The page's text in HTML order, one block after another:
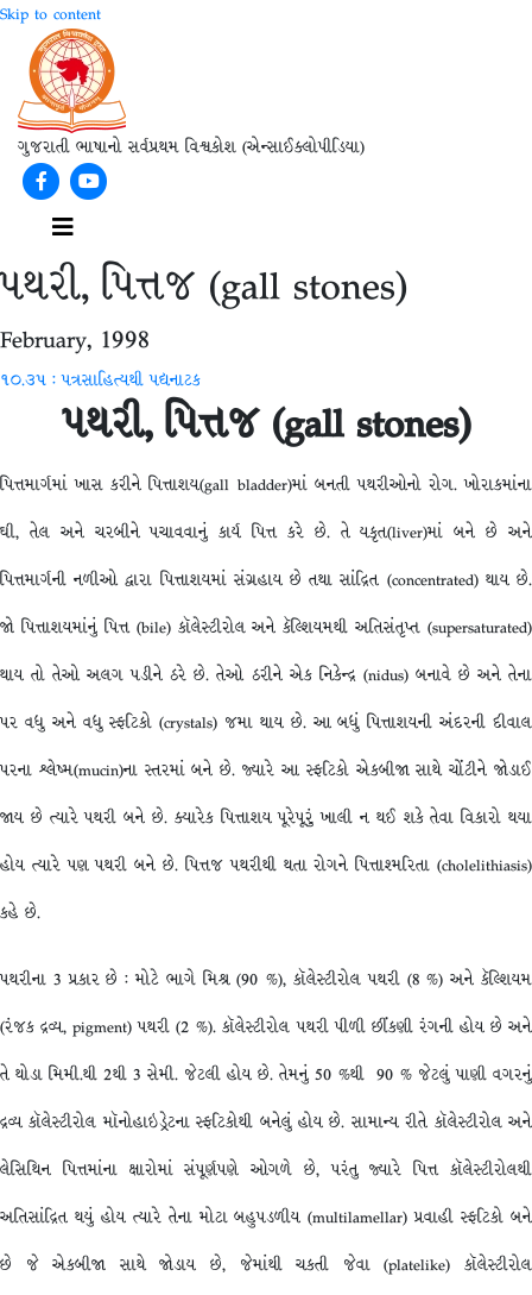
Skip to content
ગુજરાતી ભાષાનો સર્વપ્રથમ વિશ્વકોશ (એન્સાઈક્લોપીડિયા)
FacebookYoutube
Menu
પથરી, પિત્તજ (gall stones)
February, 1998
૧૦.૩૫ : પત્રસાહિત્યથી પદ્યનાટક
પથરી,પિત્તજ(gall stones)
પિત્તમાર્ગમાં ખાસ કરીને પિત્તાશય(gall bladder)માં બનતી પથરીઓનો રોગ. ખોરાકમાંના
ઘી, તેલ અને ચરબીને પચાવવાનું કાર્ય પિત્ત કરે છે. તે યકૃત(liver)માં બને છે અને
પિત્તમાર્ગની નળીઓ દ્વારા પિત્તાશયમાં સંગ્રહાય છે તથા સાંદ્રિત (concentrated) થાય છે.
જો પિત્તાશયમાંનું પિત્ત (bile) કૉલેસ્ટીરોલ અને કૅલ્શિયમથી અતિસંતૃપ્ત (supersaturated)
થાય તો તેઓ અલગ પડીને ઠરે છે. તેઓ ઠરીને એક નિકેન્દ્ર (nidus) બનાવે છે અને તેના
પર વધુ અને વધુ સ્ફટિકો (crystals) જમા થાય છે. આ બધું પિત્તાશયની અંદરની દીવાલ
પરના શ્લેષ્મ(mucin)ના સ્તરમાં બને છે. જ્યારે આ સ્ફટિકો એકબીજા સાથે ચોંટીને જોડાઈ
જાય છે ત્યારે પથરી બને છે. ક્યારેક પિત્તાશય પૂરેપૂરું ખાલી ન થઈ શકે તેવા વિકારો થયા
હોય ત્યારે પણ પથરી બને છે. પિત્તજ પથરીથી થતા રોગને પિત્તાશ્મરિતા (cholelithiasis)
કહે છે.
પથરીના 3 પ્રકાર છે : મોટે ભાગે મિશ્ર (90 %), કૉલેસ્ટીરોલ પથરી (8 %) અને કૅલ્શિયમ
(રંજક દ્રવ્ય, pigment) પથરી (2 %). કૉલેસ્ટીરોલ પથરી પીળી છીંકણી રંગની હોય છે અને
તે થોડા મિમી.થી 2થી 3 સેમી. જેટલી હોય છે. તેમનું 50 %થી 90 % જેટલું પાણી વગરનું
દ્રવ્ય કૉલેસ્ટીરોલ મૉનોહાઇડ્રેટના સ્ફટિકોથી બનેલું હોય છે. સામાન્ય રીતે કૉલેસ્ટીરોલ અને
લેસિથિન પિત્તમાંના ક્ષારોમાં સંપૂર્ણપણે ઓગળે છે, પરંતુ જ્યારે પિત્ત કૉલેસ્ટીરોલથી
અતિસાંદ્રિત થયું હોય ત્યારે તેના મોટા બહુપડળીય (multilamellar) પ્રવાહી સ્ફટિકો બને
છે જે એકબીજા સાથે જોડાય છે, જેમાંથી ચકતી જેવા (platelike) કૉલેસ્ટીરોલ